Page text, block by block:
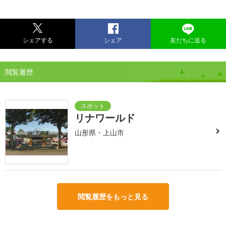
シェアする シェア 友だちに送る
閲覧履歴
リナワールド
山形県・上山市
閲覧履歴をもっと見る